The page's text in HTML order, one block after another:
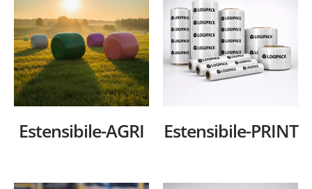
Estensibile-AGRI Estensibile-PRINT